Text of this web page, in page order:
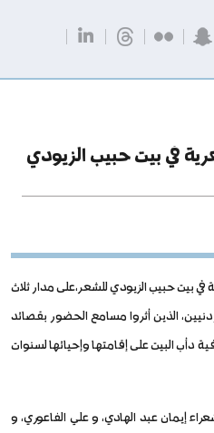
في بيت حبيب الزيودي
بيت حبيب الزيودي للشعر،على مدار ثلاث
الذين أثروا مسامع الحضور بقصائد
دأب البيت على إقامتها وإحيائها لسنوات
إيمان عبد الهادي، و علي الفاعوري، و